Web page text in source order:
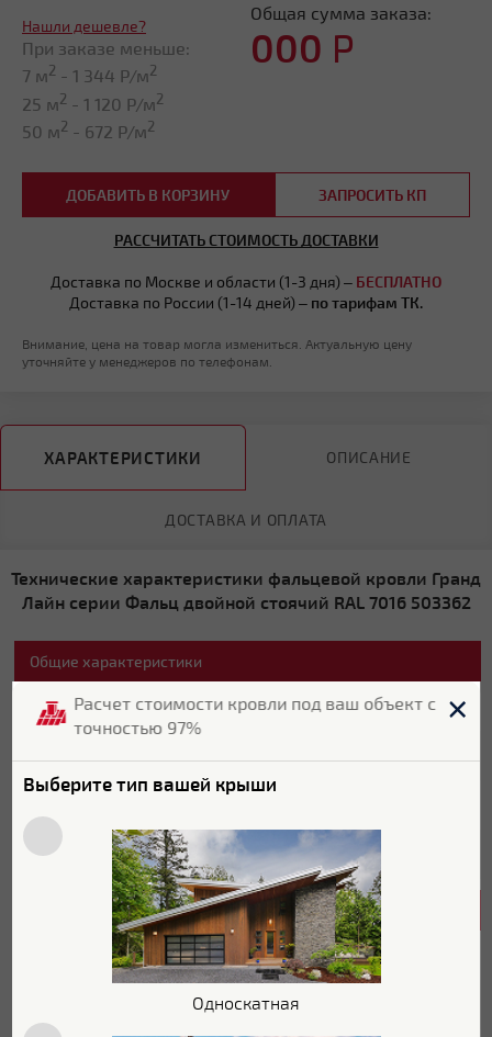
Нашли дешевле?
При заказе меньше:
7 м2 - 1 344 Р/м2
25 м2 - 1 120 Р/м2
50 м2 - 672 Р/м2
Общая сумма заказа:
000 Р
ДОБАВИТЬ В КОРЗИНУ ЗАПРОСИТЬ КП
РАССЧИТАТЬ СТОИМОСТЬ ДОСТАВКИ
Доставка по Москве и области (1-3 дня) – БЕСПЛАТНО
Доставка по России (1-14 дней) – по тарифам ТК.
Внимание, цена на товар могла измениться. Актуальную цену
уточняйте у менеджеров по телефонам.
ХАРАКТЕРИСТИКИ ОПИСАНИЕ
ДОСТАВКА И ОПЛАТА
Технические характеристики фальцевой кровли Гранд
Лайн серии Фальц двойной стоячий RAL 7016 503362
Общие характеристики
Бренд Grand Line
Цвет RAL 7016
Характеристики поверхности
Полиэстер
Гладкая
Расчет стоимости кровли под ваш объект с
точностью 97%
Выберите тип вашей крыши
Односкатная